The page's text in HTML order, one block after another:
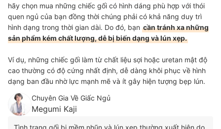
hãy chọn mua những chiếc gối có hình dáng phù hợp với thói
quen ngủ của bạn đồng thời chúng phải có khả năng duy trì
hình dạng trong thời gian dài. Do đó, bạn cần tránh xa những
sản phẩm kém chất lượng, dễ bị biến dạng và lún xẹp.
Ví dụ, những chiếc gối làm từ chất liệu sợi hoặc uretan mật độ
cao thường có độ cứng nhất định, dễ dàng khôi phục về hình
dạng ban đầu nhờ lực mạnh mẽ và ít gây hiện tượng bẹp lún.
Chuyên Gia Về Giấc Ngủ
Megumi Kaji
Tình trạng gối bị mềm nhũn và lún xẹp thường xuất hiện do